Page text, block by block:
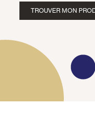
TROUVER MON